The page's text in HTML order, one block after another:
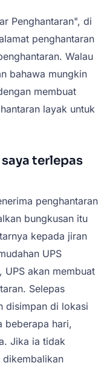
Penghantaran", di
penghantaran
Walau
bahawa mungkin
membuat
layak untuk
terlepas
penghantaran
bungkusan itu
kepada jiran
UPS
UPS akan membuat
Selepas
disimpan di lokasi
beberapa hari,
Jika ia tidak